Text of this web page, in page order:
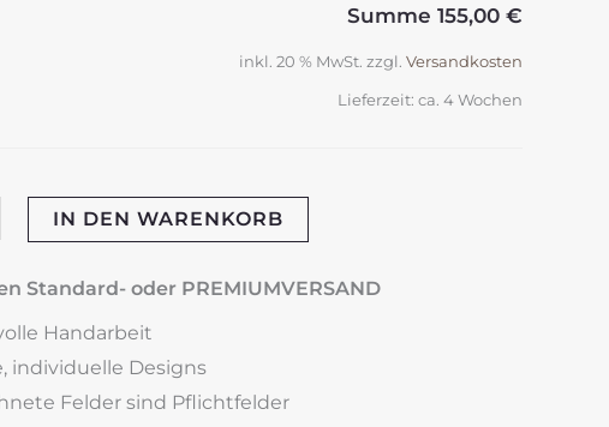
Summe 155,00 €
inkl. 20 % MwSt. zzgl. Versandkosten
Lieferzeit: ca. 4 Wochen
IN DEN WARENKORB
Standard- oder PREMIUMVERSAND
Handarbeit
individuelle Designs
Felder sind Pflichtfelder